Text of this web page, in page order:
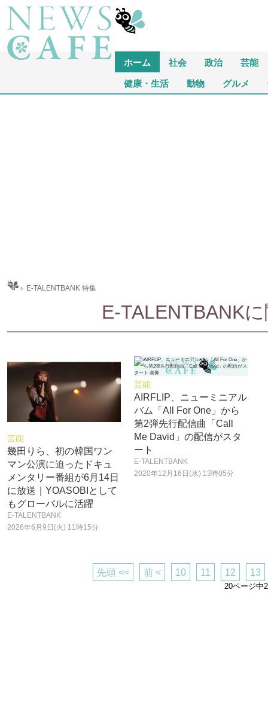
ホーム 社会 政治 芸能
健康・生活 動物 グルメ
› E-TALENTBANK 特集
E-TALENTBANK
芸能
幾田りら、初の韓国ワン
マン公演に迫ったドキュ
メンタリー番組が6月14日
に放送｜YOASOBIとして
もグローバルに活躍
E-TALENTBANK
2026年6月9日(火) 11時15分
芸能
AIRFLIP、ニューミニアル
バム「All For One」から
第2弾先行配信曲「Call
Me David」の配信がスタ
ート
E-TALENTBANK
2020年12月16日(水) 13時05分
先頭 << 前 < 10 11 12 13
20ページ中